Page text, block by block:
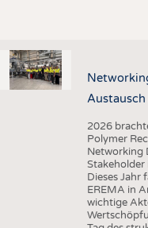
2026
Polymer
Networking
Stakeholder
Dieses Jahr
EREMA in
wichtige